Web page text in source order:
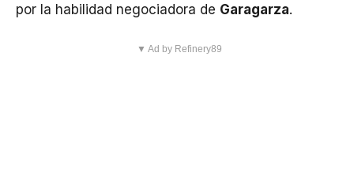
por la habilidad negociadora de Garagarza.
▼ Ad by Refinery89